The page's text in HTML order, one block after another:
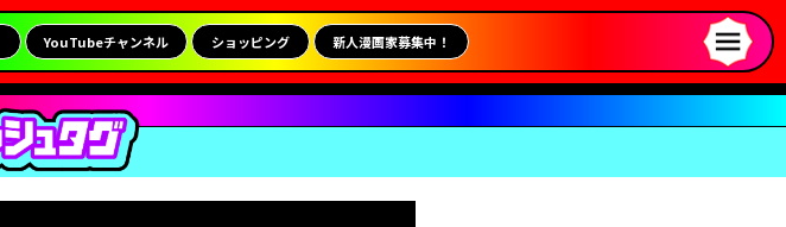
YouTubeチャンネル ショッピング 新人漫画家募集中！